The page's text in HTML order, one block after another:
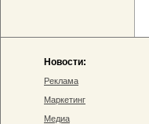
Новости:
Реклама
Маркетинг
Медиа